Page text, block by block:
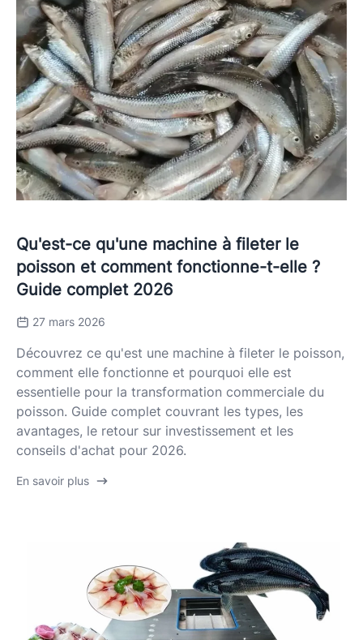
Qu'est-ce qu'une machine à fileter le
poisson et comment fonctionne-t-elle ?
Guide complet 2026
27 mars 2026
Découvrez ce qu'est une machine à fileter le poisson,
comment elle fonctionne et pourquoi elle est
essentielle pour la transformation commerciale du
poisson. Guide complet couvrant les types, les
avantages, le retour sur investissement et les
conseils d'achat pour 2026.
En savoir plus